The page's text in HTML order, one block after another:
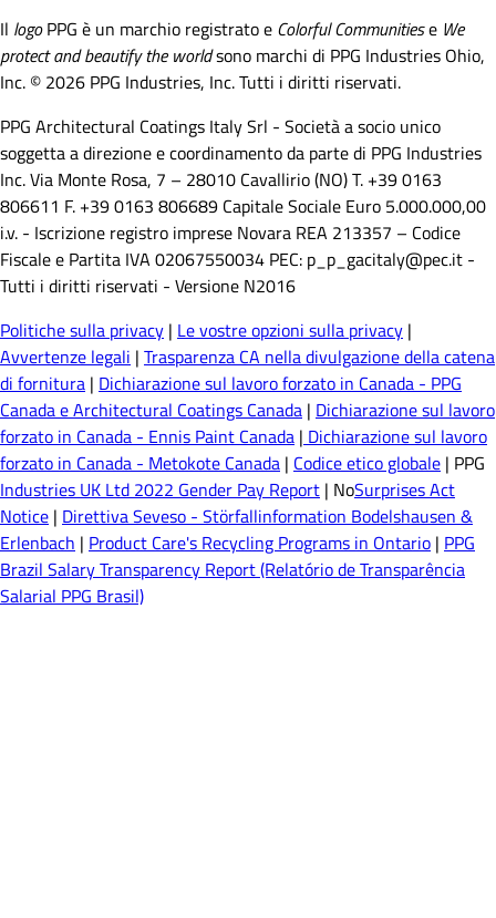
Il logoPPG è un marchio registrato e Colorful Communitiese We
protect and beautify the worldsono marchi di PPG Industries Ohio,
Inc. © 2026 PPG Industries, Inc. Tutti i diritti riservati.
PPG Architectural Coatings Italy Srl - Società a socio unico
soggetta a direzione e coordinamento da parte di PPG Industries
Inc. Via Monte Rosa, 7 – 28010 Cavallirio (NO) T. +39 0163
806611 F. +39 0163 806689 Capitale Sociale Euro 5.000.000,00
i.v. - Iscrizione registro imprese Novara REA 213357 – Codice
Fiscale e Partita IVA 02067550034 PEC: p_p_gacitaly@pec.it -
Tutti i diritti riservati - Versione N2016
Politiche sulla privacy | Le vostre opzioni sulla privacy |
Avvertenze legali | Trasparenza CA nella divulgazione della catena
di fornitura | Dichiarazione sul lavoro forzato in Canada - PPG
Canada e Architectural Coatings Canada | Dichiarazione sul lavoro
forzato in Canada - Ennis Paint Canada | Dichiarazione sul lavoro
forzato in Canada - Metokote Canada | Codice etico globale | PPG
Industries UK Ltd 2022 Gender Pay Report | NoSurprises Act
Notice | Direttiva Seveso - Störfallinformation Bodelshausen &
Erlenbach | Product Care's Recycling Programs in Ontario | PPG
Brazil Salary Transparency Report (Relatório de Transparência
Salarial PPG Brasil)